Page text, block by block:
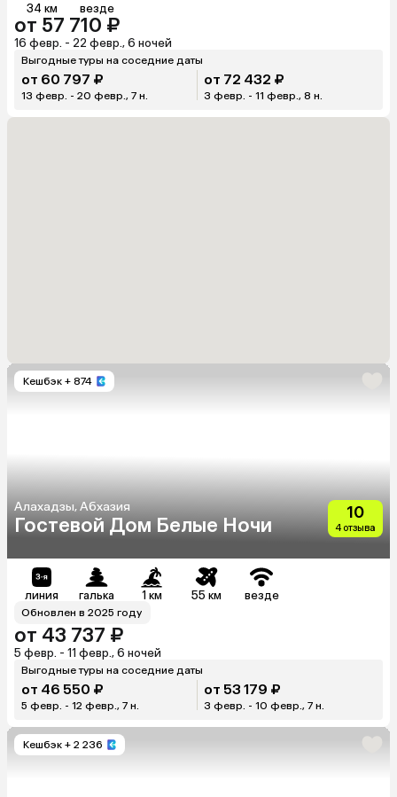
34 км везде
от 57 710 ₽
16 февр. - 22 февр., 6 ночей
Выгодные туры на соседние даты
от 60 797 ₽
13 февр. - 20 февр., 7 н.
от 72 432 ₽
3 февр. - 11 февр., 8 н.
Кешбэк + 874
Алахадзы, Абхазия
Гостевой Дом Белые Ночи
10
4 отзыва
линия галька 1 км 55 км везде
Обновлен в 2025 году
от 43 737 ₽
5 февр. - 11 февр., 6 ночей
Выгодные туры на соседние даты
от 46 550 ₽
5 февр. - 12 февр., 7 н.
от 53 179 ₽
3 февр. - 10 февр., 7 н.
Кешбэк + 2 236